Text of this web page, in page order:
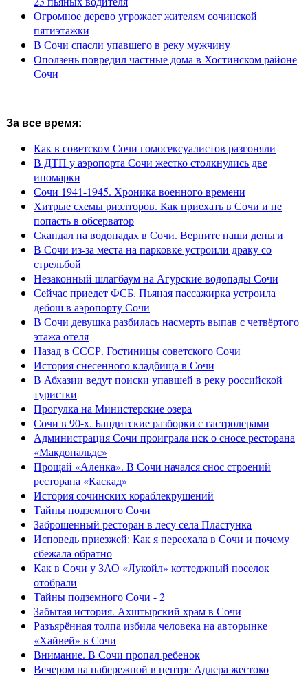
Огромное дерево угрожает жителям сочинской
пятиэтажки
В Сочи спасли упавшего в реку мужчину
Оползень повредил частные дома в Хостинском районе
Сочи
За все время:
Как в советском Сочи гомосексуалистов разгоняли
В ДТП у аэропорта Сочи жестко столкнулись две
иномарки
Сочи 1941-1945. Хроника военного времени
Хитрые схемы риэлторов. Как приехать в Сочи и не
попасть в обсерватор
Скандал на водопадах в Сочи. Верните наши деньги
В Сочи из-за места на парковке устроили драку со
стрельбой
Незаконный шлагбаум на Агурские водопады Сочи
Сейчас приедет ФСБ. Пьяная пассажирка устроила
дебош в аэропорту Сочи
В Сочи девушка разбилась насмерть выпав с четвёртого
этажа отеля
Назад в СССР. Гостиницы советского Сочи
История снесенного кладбища в Сочи
В Абхазии ведут поиски упавшей в реку российской
туристки
Прогулка на Министерские озера
Сочи в 90-х. Бандитские разборки с гастролерами
Администрация Сочи проиграла иск о сносе ресторана
«Макдональдс»
Прощай «Аленка». В Сочи начался снос строений
ресторана «Каскад»
История сочинских кораблекрушений
Тайны подземного Сочи
Заброшенный ресторан в лесу села Пластунка
Исповедь приезжей: Как я переехала в Сочи и почему
сбежала обратно
Как в Сочи у ЗАО «Лукойл» коттеджный поселок
отобрали
Тайны подземного Сочи - 2
Забытая история. Ахштырский храм в Сочи
Разъярённая толпа избила человека на авторынке
«Хайвей» в Сочи
Внимание. В Сочи пропал ребенок
Вечером на набережной в центре Адлера жестоко